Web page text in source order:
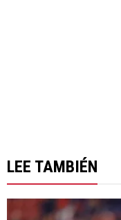
LEE TAMBIÉN